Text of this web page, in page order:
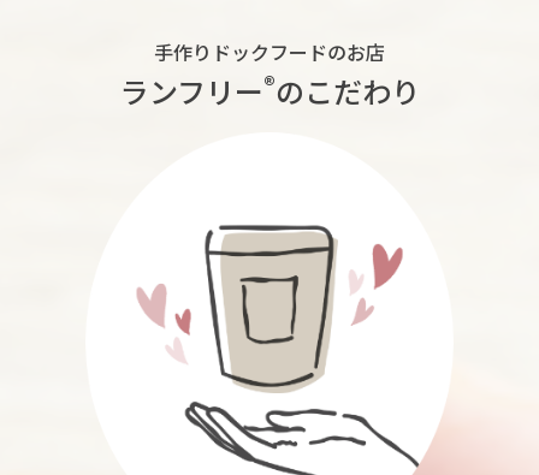
手作りドックフードのお店
ランフリー®︎のこだわり